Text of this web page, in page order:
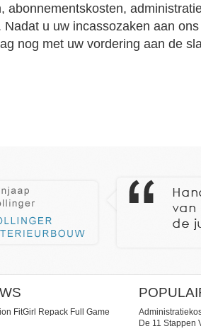
abonnementskosten,
Nadat u uw incassozaken aan
nog met uw vordering aan de
FitGirl Repack Full Game
De 11 Stappen